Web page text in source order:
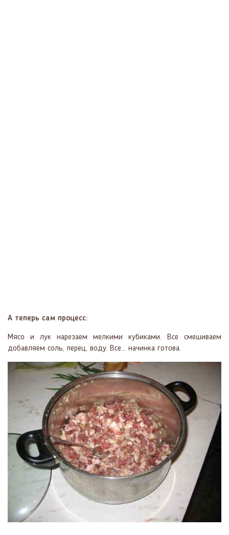
А теперь сам процесс:
Мясо и лук нарезаем мелкими кубиками. Все смешиваем
добавляем соль, перец, воду. Все… начинка готова.